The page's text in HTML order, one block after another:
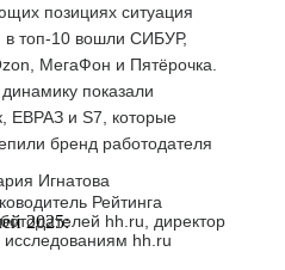
позициях ситуация
в топ-10 вошли СИБУР,
МегаФон и Пятёрочка.
показали
ЕВРАЗ и S7, которые
бренд работодателя
Игнатова
Рейтинга
hh.ru, директор
исследованиям hh.ru